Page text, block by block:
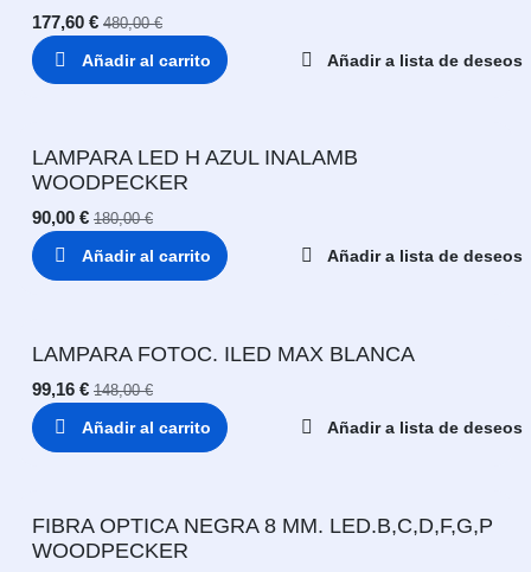
177,60 € 480,00€
Añadir al carrito Añadir a lista de deseos
LAMPARA LED H AZUL INALAMB
WOODPECKER
90,00 € 180,00€
Añadir al carrito Añadir a lista de deseos
LAMPARA FOTOC. ILED MAX BLANCA
99,16 € 148,00€
Añadir al carrito Añadir a lista de deseos
FIBRA OPTICA NEGRA 8 MM. LED.B,C,D,F,G,P
WOODPECKER